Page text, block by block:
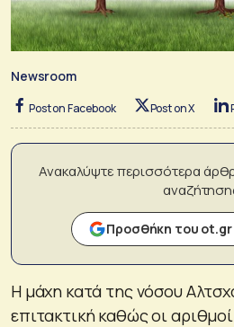
Newsroom
Post on Facebook Post on X
Ανακαλύψτε περισσότερα
Προσθήκη του
Η μάχη κατά της νόσου
επιτακτική καθώς οι